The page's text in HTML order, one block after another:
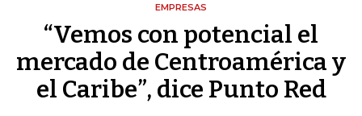
EMPRESAS
“Vemos con potencial el
mercado de Centroamérica y
el Caribe”, dice Punto Red